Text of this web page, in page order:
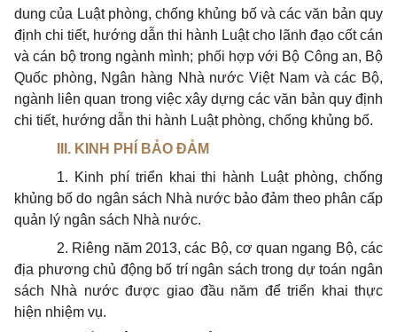
dung của Luật phòng, chống khủng bố và các văn bản quy
định chi tiết, hướng dẫn thi hành Luật cho lãnh đạo cốt cán
và cán bộ trong ngành mình; phối hợp với Bộ Công an, Bộ
Quốc phòng, Ngân hàng Nhà nước Việt Nam và các Bộ,
ngành liên quan trong việc xây dựng các văn bản quy định
chi tiết, hướng dẫn thi hành Luật phòng, chống khủng bố.
III. KINH PHÍ BẢO ĐẢM
1. Kinh phí triển khai thi hành Luật phòng, chống
khủng bố do ngân sách Nhà nước bảo đảm theo phân cấp
quản lý ngân sách Nhà nước.
2. Riêng năm 2013, các Bộ, cơ quan ngang Bộ, các
địa phương chủ động bố trí ngân sách trong dự toán ngân
sách Nhà nước được giao đầu năm để triển khai thực
hiện nhiệm vụ.